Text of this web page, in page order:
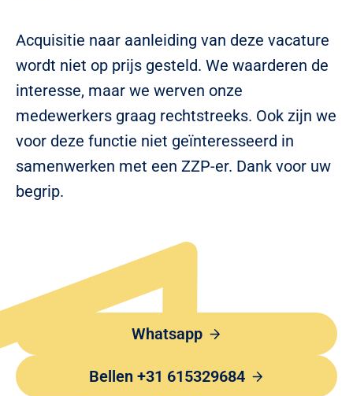
Acquisitie naar aanleiding van deze vacature
wordt niet op prijs gesteld. We waarderen de
interesse, maar we werven onze
medewerkers graag rechtstreeks. Ook zijn we
voor deze functie niet geïnteresseerd in
samenwerken met een ZZP-er. Dank voor uw
begrip.
Whatsapp
Bellen +31 615329684